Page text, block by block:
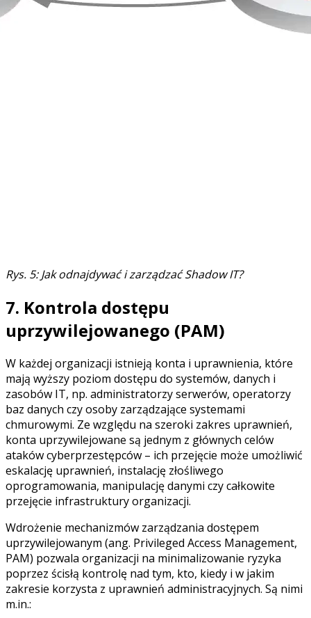
Rys. 5: Jak odnajdywać i zarządzać Shadow IT?
7. Kontrola dostępu
uprzywilejowanego (PAM)
W każdej organizacji istnieją konta i uprawnienia, które
mają wyższy poziom dostępu do systemów, danych i
zasobów IT, np. administratorzy serwerów, operatorzy
baz danych czy osoby zarządzające systemami
chmurowymi. Ze względu na szeroki zakres uprawnień,
konta uprzywilejowane są jednym z głównych celów
ataków cyberprzestępców – ich przejęcie może umożliwić
eskalację uprawnień, instalację złośliwego
oprogramowania, manipulację danymi czy całkowite
przejęcie infrastruktury organizacji.
Wdrożenie mechanizmów zarządzania dostępem
uprzywilejowanym (ang. Privileged Access Management,
PAM) pozwala organizacji na minimalizowanie ryzyka
poprzez ścisłą kontrolę nad tym, kto, kiedy i w jakim
zakresie korzysta z uprawnień administracyjnych. Są nimi
m.in.: